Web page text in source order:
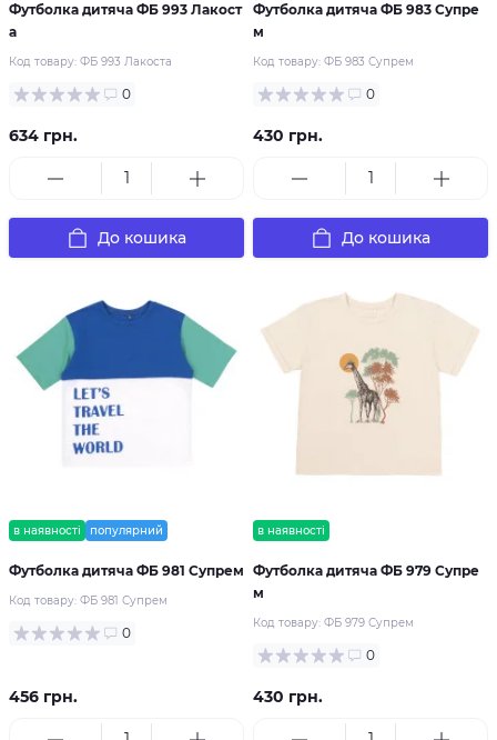
Футболка дитяча ФБ 993 Лакост
а
Код товару: ФБ 993 Лакоста
0
634 грн.
До кошика
Футболка дитяча ФБ 983 Супре
м
Код товару: ФБ 983 Супрем
0
430 грн.
До кошика
в наявності популярний
Футболка дитяча ФБ 981 Супрем
Код товару: ФБ 981 Супрем
0
456 грн.
в наявності
Футболка дитяча ФБ 979 Супре
м
Код товару: ФБ 979 Супрем
0
430 грн.